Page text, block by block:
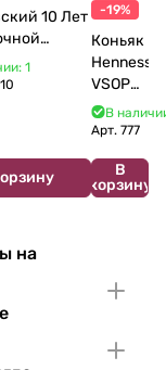
10 Лет
(новый
1
-19%
Коньяк
Hennessy
VSOP
700 мл
В
Арт.777
В
корзину
на